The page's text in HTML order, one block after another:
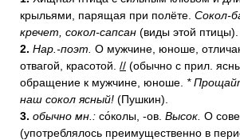
крыльями, парящая при полёте. Сокол-
кречет, сокол-сапсан (виды этой птицы).
2. Нар.-поэт. О мужчине, юноше,
отвагой, красотой. // (обычно с прил.
обращение к мужчине, юноше. *
наш сокол ясный! (Пушкин).
3. обычно мн.: со́колы, -ов. Высок. О
(употреблялось преимущественно в